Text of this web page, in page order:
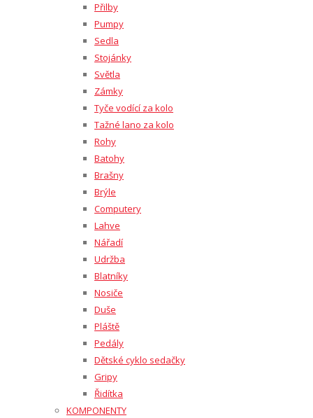
Přilby
Pumpy
Sedla
Stojánky
Světla
Zámky
Tyče vodící za kolo
Tažné lano za kolo
Rohy
Batohy
Brašny
Brýle
Computery
Lahve
Nářadí
Udržba
Blatníky
Nosiče
Duše
Pláště
Pedály
Dětské cyklo sedačky
Gripy
Řidítka
KOMPONENTY